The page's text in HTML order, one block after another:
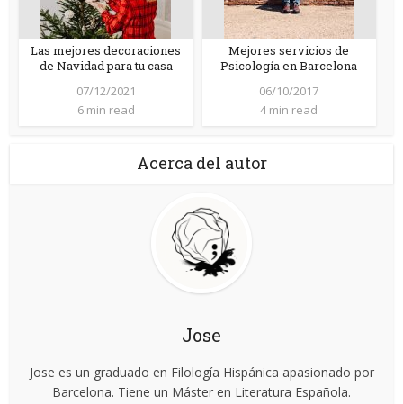
Las mejores decoraciones
de Navidad para tu casa
07/12/2021
6 min read
Mejores servicios de
Psicología en Barcelona
06/10/2017
4 min read
Acerca del autor
Jose
Jose es un graduado en Filología Hispánica apasionado por
Barcelona. Tiene un Máster en Literatura Española.